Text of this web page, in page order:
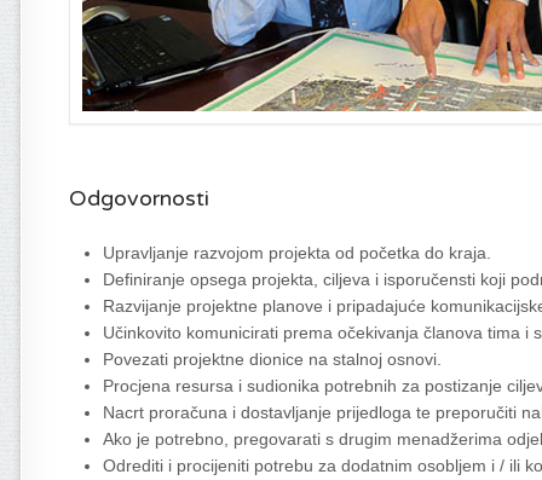
Odgovornosti
Upravljanje razvojom projekta od početka do kraja.
Definiranje opsega projekta, ciljeva i isporučensti koji
Razvijanje projektne planove i pripadajuće
Učinkovito komunicirati prema očekivanja članova tima i
Povezati projektne dionice na stalnoj osnovi.
Procjena resursa i sudionika potrebnih za postizanje
Nacrt proračuna i dostavljanje prijedloga te preporučiti
Ako je potrebno, pregovarati s drugim menadžerima
Odrediti i procijeniti potrebu za dodatnim osobljem i / ili